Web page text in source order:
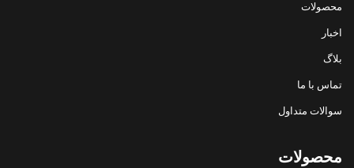
محصولات
اخبار
بلاگ
تماس با ما
سوالات متداول
محصولات